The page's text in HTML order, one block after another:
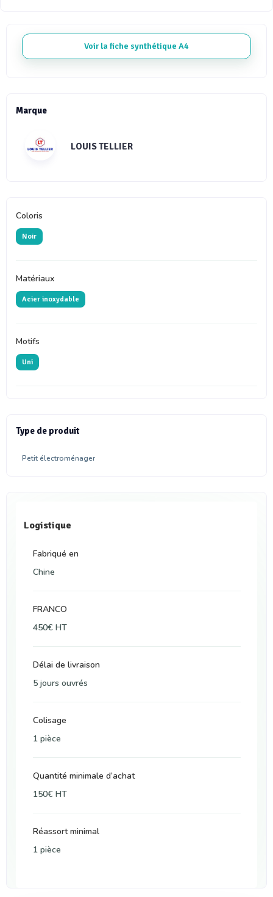
Voir la fiche synthétique A4
Marque
LOUIS TELLIER
Coloris
Noir
Matériaux
Acier inoxydable
Motifs
Uni
Type de produit
Petit électroménager
Logistique
Fabriqué en
Chine
FRANCO
450€ HT
Délai de livraison
5 jours ouvrés
Colisage
1 pièce
Quantité minimale d’achat
150€ HT
Réassort minimal
1 pièce